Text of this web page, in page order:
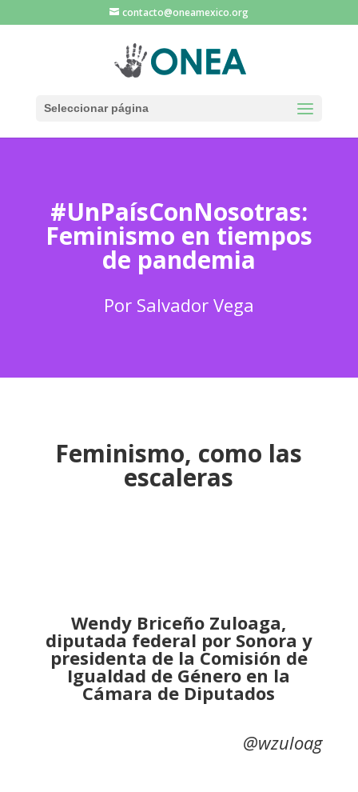
contacto@oneamexico.org
Seleccionar página
#UnPaísConNosotras:
Feminismo en tiempos
de pandemia
Por Salvador Vega
Feminismo, como las
escaleras
Wendy Briceño Zuloaga,
diputada federal por Sonora y
presidenta de la Comisión de
Igualdad de Género en la
Cámara de Diputados
@wzuloag